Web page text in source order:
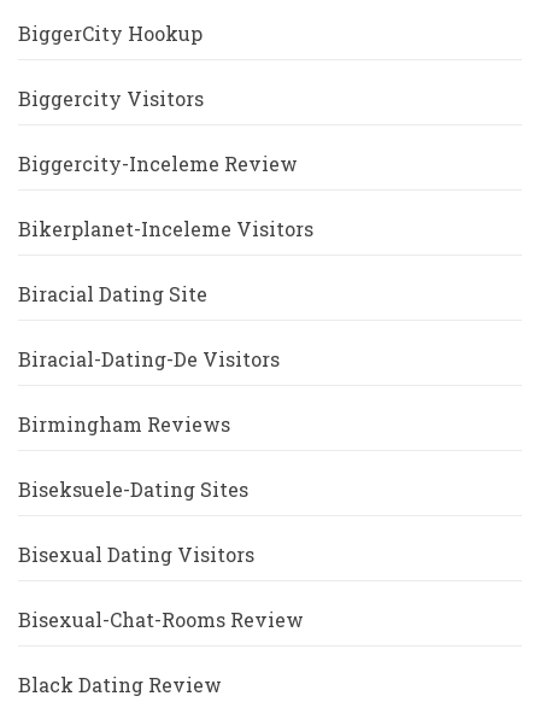
BiggerCity Hookup
Biggercity Visitors
Biggercity-Inceleme Review
Bikerplanet-Inceleme Visitors
Biracial Dating Site
Biracial-Dating-De Visitors
Birmingham Reviews
Biseksuele-Dating Sites
Bisexual Dating Visitors
Bisexual-Chat-Rooms Review
Black Dating Review